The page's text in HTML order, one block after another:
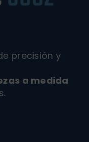
precisión y
a medida